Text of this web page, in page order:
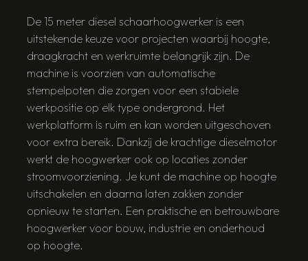
De 15 meter diesel schaarhoogwerker is een
uitstekende keuze voor projecten waarbij hoogte,
draagkracht en werkruimte belangrijk zijn. De
machine is voorzien van automatische
stempelpoten die zorgen voor een stabiele
werkpositie op elk type ondergrond. Het
werkplatform is ruim en kan worden uitgeschoven
voor extra bereik. Dankzij de krachtige dieselmotor
werkt de hoogwerker ook op locaties zonder
stroomvoorziening. Je kunt de machine op hoogte
uitschakelen en daarna laten zakken zonder
opnieuw te starten. Een praktische en betrouwbare
hoogwerker voor bouw, industrie en onderhoud
op hoogte.